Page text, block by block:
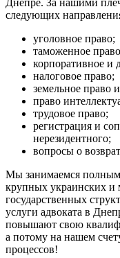
следующих
уголовное право;
таможенное
корпоративное и
налоговое право;
земельное право
право
трудовое право;
регистрация и
нерезидентного;
вопросы о
Мы занимаемся
крупных украинских и
государственных
услуги адвоката в
повышают свою
а потому на нашем
процессов!